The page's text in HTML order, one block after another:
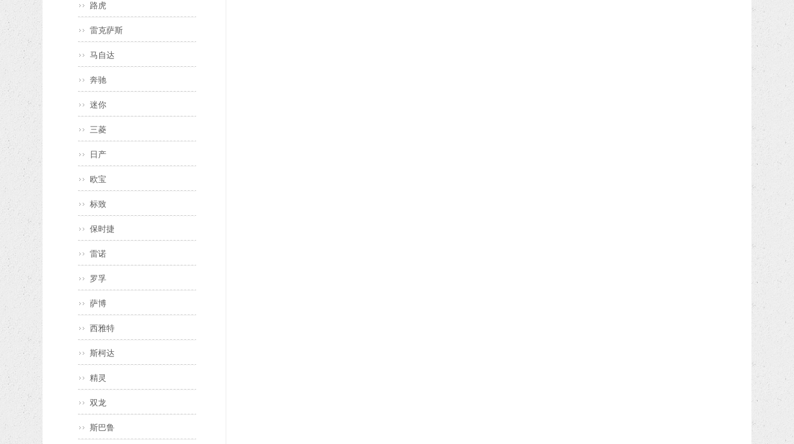
路虎
雷克萨斯
马自达
奔驰
迷你
三菱
日产
欧宝
标致
保时捷
雷诺
罗孚
萨博
西雅特
斯柯达
精灵
双龙
斯巴鲁